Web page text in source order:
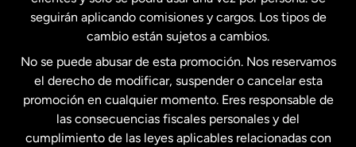
Estados Unidos Español
Francia
Malasia
seguirán aplicando comisiones y cargos. Los tipos de
cambio están sujetos a cambios.
No se puede abusar de esta promoción. Nos reservamos
el derecho de modificar, suspender o cancelar esta
promoción en cualquier momento. Eres responsable de
las consecuencias fiscales personales y del
cumplimiento de las leyes aplicables relacionadas con